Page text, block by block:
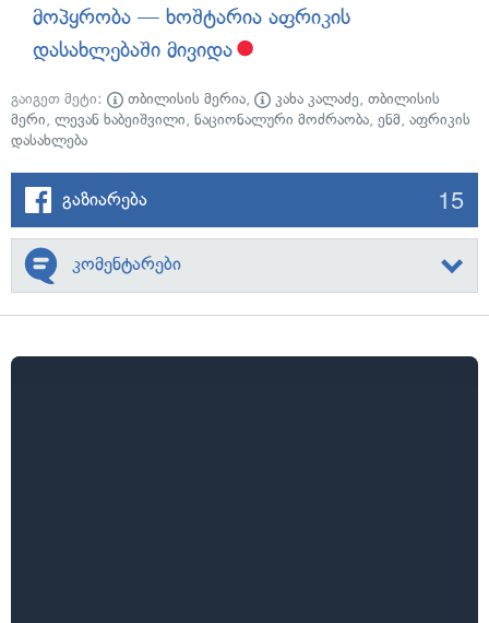
მოპყრობა — ხოშტარია აფრიკის
დასახლებაში მივიდა
გაიგეთ მეტი: თბილისის მერია, კახა კალაძე, თბილისის
მერი, ლევან ხაბეიშვილი, ნაციონალური მოძრაობა, ენმ, აფრიკის
დასახლება
გაზიარება 15
კომენტარები